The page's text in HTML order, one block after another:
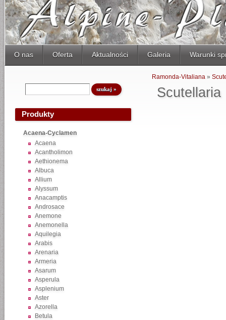
O nas Oferta Aktualności Galeria Warunki
Produkty
Acaena-Cyclamen
Acaena
Acantholimon
Aethionema
Albuca
Allium
Alyssum
Anacamptis
Androsace
Anemone
Anemonella
Aquilegia
Arabis
Arenaria
Armeria
Asarum
Asperula
Asplenium
Aster
Azorella
Betula
Scutellaria
Ramonda-Vitaliana»